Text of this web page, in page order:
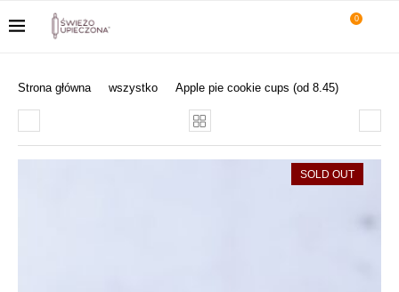
0
Strona główna wszystko Apple pie cookie cups (od 8.45)
SOLD OUT